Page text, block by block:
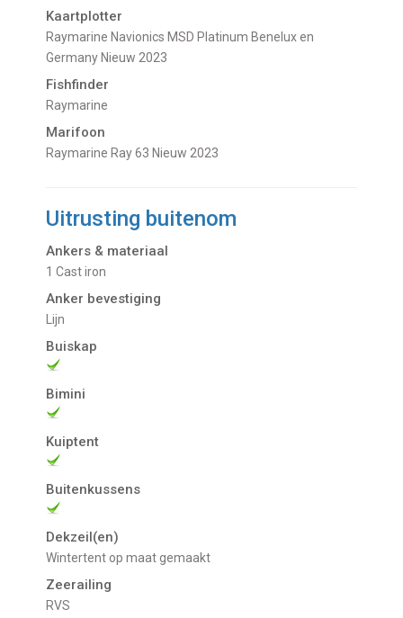
Kaartplotter
Raymarine Navionics MSD Platinum Benelux en
Germany Nieuw 2023
Fishfinder
Raymarine
Marifoon
Raymarine Ray 63 Nieuw 2023
Uitrusting buitenom
Ankers & materiaal
1 Cast iron
Anker bevestiging
Lijn
Buiskap
Bimini
Kuiptent
Buitenkussens
Dekzeil(en)
Wintertent op maat gemaakt
Zeerailing
RVS